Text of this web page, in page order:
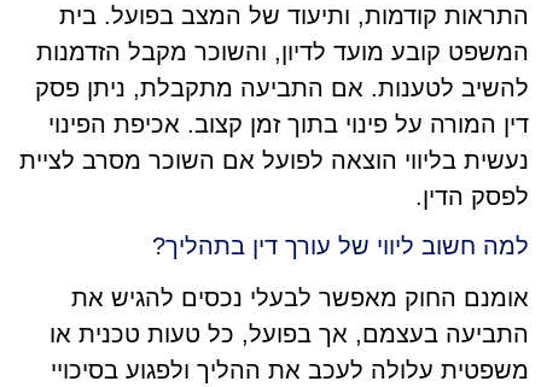
התראות קודמות, ותיעוד של המצב בפועל. בית
המשפט קובע מועד לדיון, והשוכר מקבל הזדמנות
להשיב לטענות. אם התביעה מתקבלת, ניתן פסק
דין המורה על פינוי בתוך זמן קצוב. אכיפת הפינוי
נעשית בליווי הוצאה לפועל אם השוכר מסרב לציית
לפסק הדין.
למה חשוב ליווי של עורך דין בתהליך?
אומנם החוק מאפשר לבעלי נכסים להגיש את
התביעה בעצמם, אך בפועל, כל טעות טכנית או
משפטית עלולה לעכב את ההליך ולפגוע בסיכויי